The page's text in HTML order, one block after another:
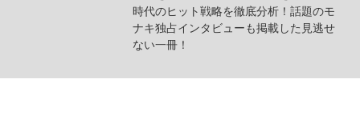
時代のヒット戦略を徹底分析！話題のモ
ナキ独占インタビューも掲載した見逃せ
ない一冊！